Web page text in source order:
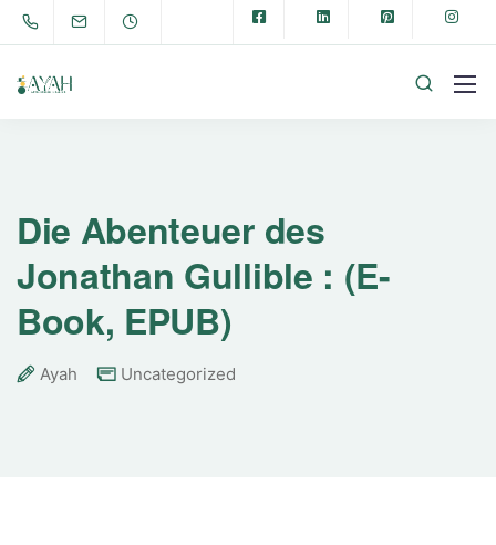
Die Abenteuer des
Jonathan Gullible : (E-
Book, EPUB)
Ayah Uncategorized